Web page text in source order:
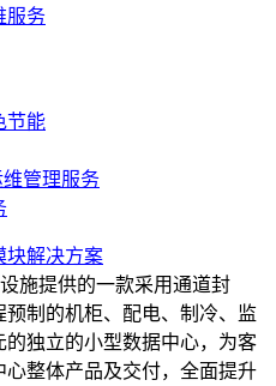
服务
节能
管理服务
块解决方案
施提供的一款采用通道封
预制的机柜、配电、制冷、监
的独立的小型数据中心，为客
心整体产品及交付，全面提升